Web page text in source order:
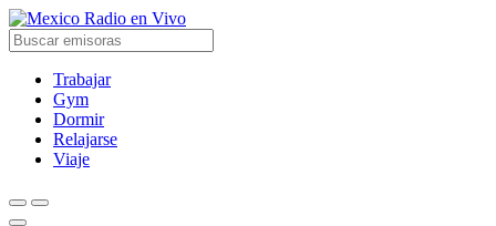
Radio en Vivo
Trabajar
Gym
Dormir
Relajarse
Viaje